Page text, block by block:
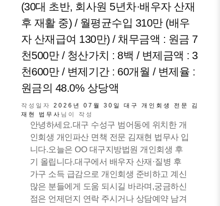
(30대 초반, 회사원 5년차·배우자 산재
후 재활 중) / 월평균수입 310만 (배우
자 산재급여 130만) / 채무금액 : 원금 7
천500만 / 청산가치 : 8백 / 변제금액 : 3
천600만 / 변제기간 : 60개월 / 변제율 :
원금의 48.0% 상당액
작성일자 2026년 07월 30일
대구 개인회생 전문 김
재현 법무사 님이 작성
안녕하세요.대구 수성구 범어동에 위치한 개
인회생 개인파산 면책 전문 김재현 법무사 입
니다.오늘은 OO 대구지방법원 개인회생 후
기 올립니다.대구에서 배우자 산재·질병 후
가구 소득 급감으로 개인회생 준비하고 계신
많은 분들에게 도움 되시길 바라며,궁금하신
점은 언제던지 연락 주시거나 상담예약 남겨